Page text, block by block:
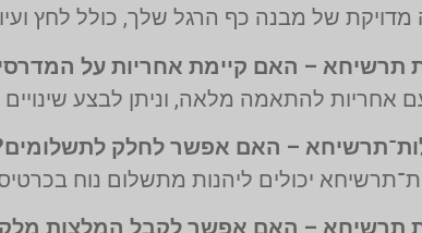
מדויקת של מבנה כף הרגל שלך, כולל לחץ
אחריות להתאמה מלאה, וניתן לבצע
– האם אפשר לחלק
יכולים ליהנות מתשלום נוח בכרטיס